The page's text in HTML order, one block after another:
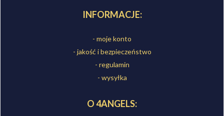
INFORMACJE:
- moje konto
- jakość i bezpieczeństwo
- regulamin
- wysyłka
O 4ANGELS: